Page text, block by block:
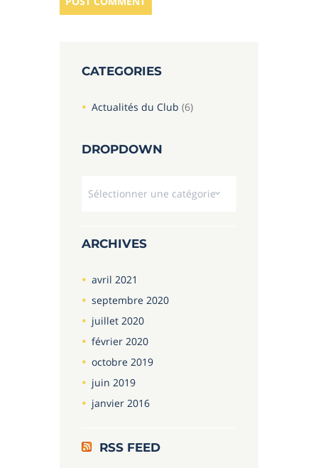
CATEGORIES
Actualités du Club (6)
DROPDOWN
ARCHIVES
avril 2021
septembre 2020
juillet 2020
février 2020
octobre 2019
juin 2019
janvier 2016
RSS FEED